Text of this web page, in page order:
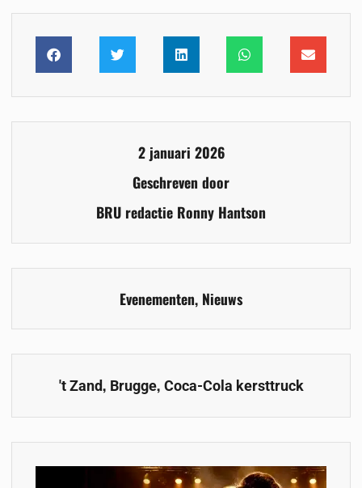
2 januari 2026
Geschreven door
BRU redactie Ronny Hantson
Evenementen, Nieuws
't Zand, Brugge, Coca-Cola kersttruck